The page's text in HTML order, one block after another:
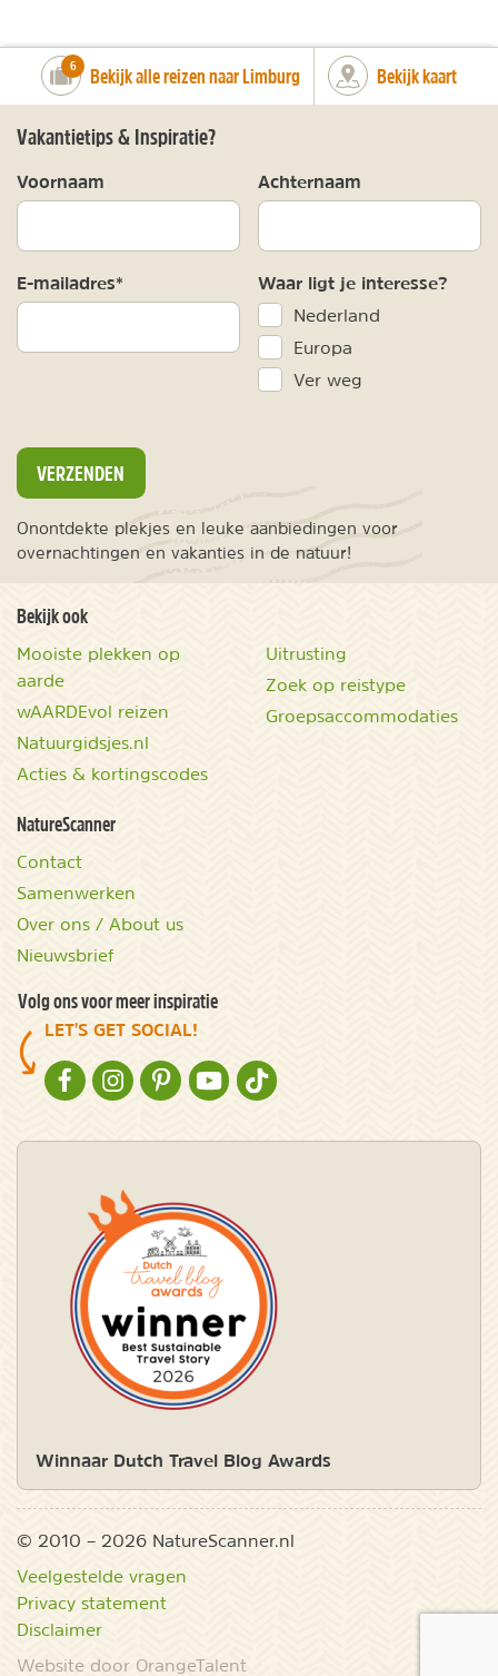
number_of_trips:
6 Bekijk alle reizen naar Limburg Bekijk kaart
Vakantietips & Inspiratie?
Voornaam Achternaam
E-mailadres* Waar ligt je interesse?
Nederland
Europa
Ver weg
VERZENDEN
Onontdekte plekjes en leuke aanbiedingen voor
overnachtingen en vakanties in de natuur!
Bekijk ook
Mooiste plekken op
aarde
wAARDEvol reizen
Natuurgidsjes.nl
Acties & kortingscodes
Uitrusting
Zoek op reistype
Groepsaccommodaties
NatureScanner
Contact
Samenwerken
Over ons / About us
Nieuwsbrief
Volg ons voor meer inspiratie
LET'S GET SOCIAL!
NATURESCANNER OP FACEBOOK
NATURESCANNER OP INSTAGRAM
NATURESCANNER OP PINTEREST
NATURESCANNER OP YOUTUBE
NATURESCANNER OP TIKTOK
Winnaar Dutch Travel Blog Awards
© 2010 – 2026 NatureScanner.nl
Veelgestelde vragen
Privacy statement
Disclaimer
Website door OrangeTalent